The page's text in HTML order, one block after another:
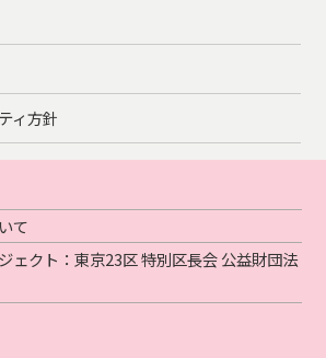
ィ方針
て
ェクト：東京23区 特別区長会 公益財団法